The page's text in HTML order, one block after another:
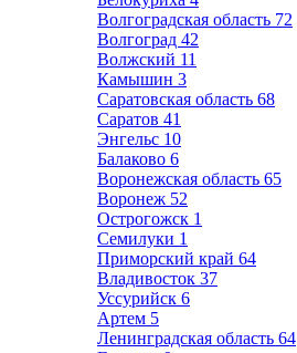
Волгоградская область 72
Волгоград 42
Волжский 11
Камышин 3
Саратовская область 68
Саратов 41
Энгельс 10
Балаково 6
Воронежская область 65
Воронеж 52
Острогожск 1
Семилуки 1
Приморский край 64
Владивосток 37
Уссурийск 6
Артем 5
Ленинградская область 64